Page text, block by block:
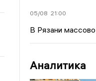
05/08 21:00
В Рязани
Аналитика